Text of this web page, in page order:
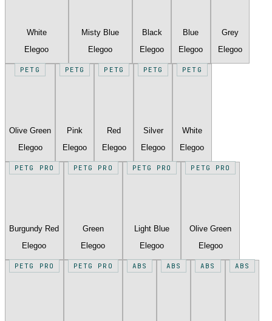
White
Elegoo
Misty Blue
Elegoo
Black
Elegoo
Blue
Elegoo
Grey
Elegoo
PETG
Olive Green
Elegoo
PETG
Pink
Elegoo
PETG
Red
Elegoo
PETG
Silver
Elegoo
PETG
White
Elegoo
PETG PRO
Burgundy Red
Elegoo
PETG PRO
Green
Elegoo
PETG PRO
Light Blue
Elegoo
PETG PRO
Olive Green
Elegoo
PETG PRO PETG PRO ABS ABS ABS ABS